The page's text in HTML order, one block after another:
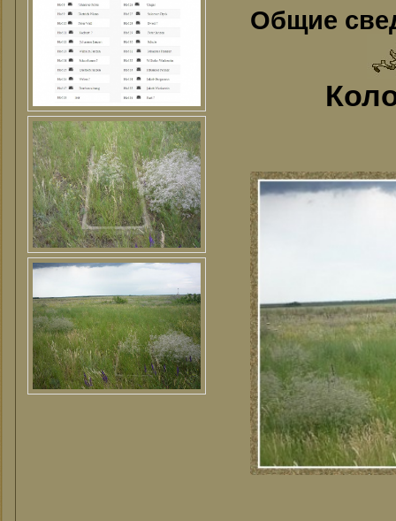
Общие